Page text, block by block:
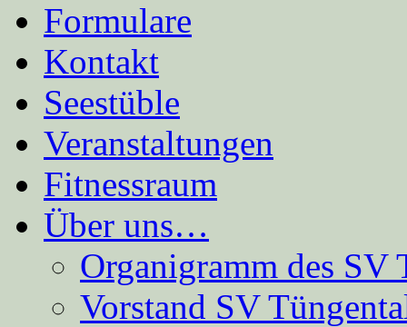
Formulare
Kontakt
Seestüble
Veranstaltungen
Fitnessraum
Über uns…
Organigramm des SV
Vorstand SV